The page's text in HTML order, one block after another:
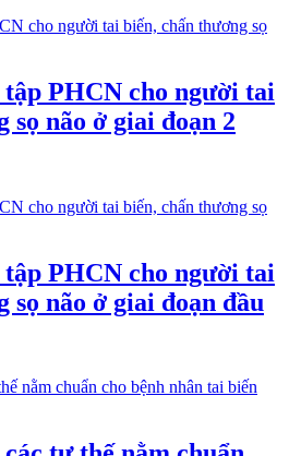
PHCN cho người tai
sọ não ở giai đoạn 2
PHCN cho người tai
sọ não ở giai đoạn đầu